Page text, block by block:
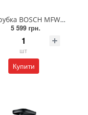
М'ясорубка BOSCH MFWS607W
5 599 грн.
шт
Купити